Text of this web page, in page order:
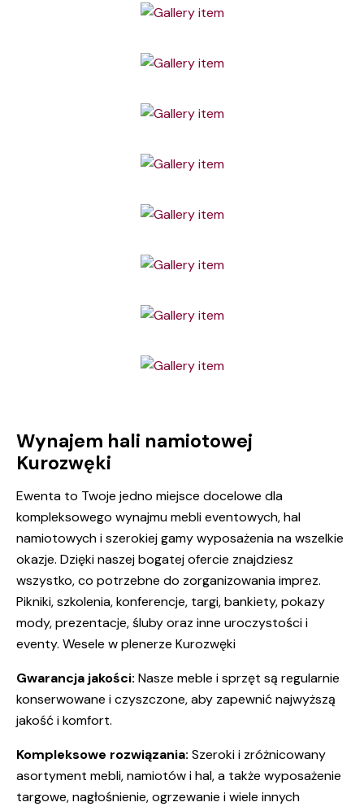
Wynajem hali namiotowej
Kurozwęki
Ewenta to Twoje jedno miejsce docelowe dla
kompleksowego wynajmu mebli eventowych, hal
namiotowych i szerokiej gamy wyposażenia na wszelkie
okazje. Dzięki naszej bogatej ofercie znajdziesz
wszystko, co potrzebne do zorganizowania imprez.
Pikniki, szkolenia, konferencje, targi, bankiety, pokazy
mody, prezentacje, śluby oraz inne uroczystości i
eventy. Wesele w plenerze Kurozwęki
Gwarancja jakości: Nasze meble i sprzęt są regularnie
konserwowane i czyszczone, aby zapewnić najwyższą
jakość i komfort.
Kompleksowe rozwiązania: Szeroki i zróżnicowany
asortyment mebli, namiotów i hal, a także wyposażenie
targowe, nagłośnienie, ogrzewanie i wiele innych